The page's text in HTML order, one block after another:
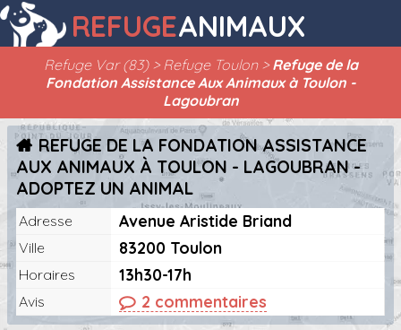
REFUGEANIMAUX
Refuge Var (83) Refuge Toulon
Refuge de la
Fondation Assistance Aux Animaux à Toulon -
Lagoubran
REFUGE DE LA FONDATION ASSISTANCE
AUX ANIMAUX À TOULON - LAGOUBRAN -
ADOPTEZ UN ANIMAL
Adresse Avenue Aristide Briand
Ville 83200 Toulon
Horaires 13h30-17h
Avis 2 commentaires